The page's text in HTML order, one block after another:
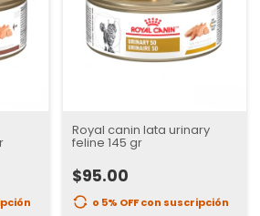
Royal canin lata urinary
feline 145 gr
$95.00
o 5% OFFcon suscripción